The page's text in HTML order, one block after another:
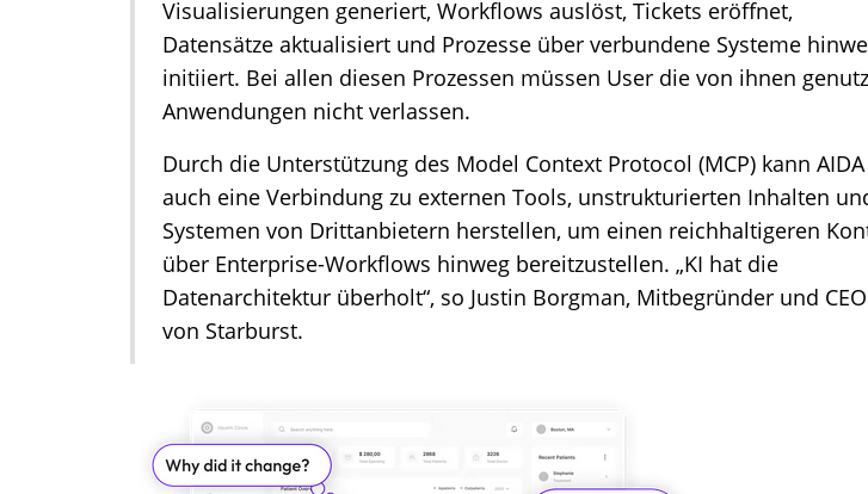
Visualisierungen generiert, Workflows auslöst, Tickets eröffnet,
Datensätze aktualisiert und Prozesse über verbundene Systeme
initiiert. Bei allen diesen Prozessen müssen User die von ihnen
Anwendungen nicht verlassen.
Durch die Unterstützung des Model Context Protocol (MCP) kann AIDA
auch eine Verbindung zu externen Tools, unstrukturierten Inhalten
Systemen von Drittanbietern herstellen, um einen reichhaltigeren
über Enterprise-Workflows hinweg bereitzustellen. „KI hat die
Datenarchitektur überholt“, so Justin Borgman, Mitbegründer und CEO
von Starburst.